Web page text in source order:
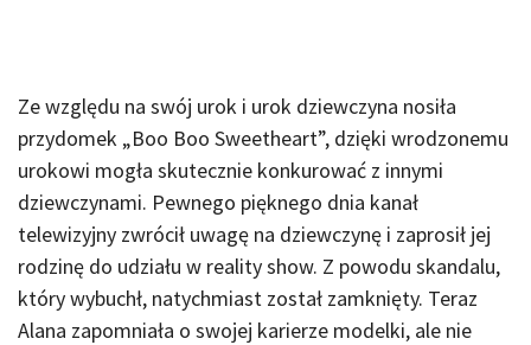
Ze względu na swój urok i urok dziewczyna nosiła
przydomek „Boo Boo Sweetheart”, dzięki wrodzonemu
urokowi mogła skutecznie konkurować z innymi
dziewczynami. Pewnego pięknego dnia kanał
telewizyjny zwrócił uwagę na dziewczynę i zaprosił jej
rodzinę do udziału w reality show. Z powodu skandalu,
który wybuchł, natychmiast został zamknięty. Teraz
Alana zapomniała o swojej karierze modelki, ale nie